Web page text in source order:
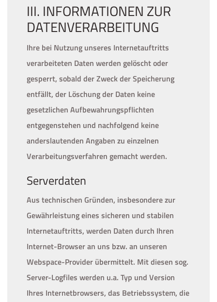
III. INFORMATIONEN ZUR
DATENVERARBEITUNG
Ihre bei Nutzung unseres Internetauftritts
verarbeiteten Daten werden gelöscht oder
gesperrt, sobald der Zweck der Speicherung
entfällt, der Löschung der Daten keine
gesetzlichen Aufbewahrungspflichten
entgegenstehen und nachfolgend keine
anderslautenden Angaben zu einzelnen
Verarbeitungsverfahren gemacht werden.
Serverdaten
Aus technischen Gründen, insbesondere zur
Gewährleistung eines sicheren und stabilen
Internetauftritts, werden Daten durch Ihren
Internet-Browser an uns bzw. an unseren
Webspace-Provider übermittelt. Mit diesen sog.
Server-Logfiles werden u.a. Typ und Version
Ihres Internetbrowsers, das Betriebssystem, die